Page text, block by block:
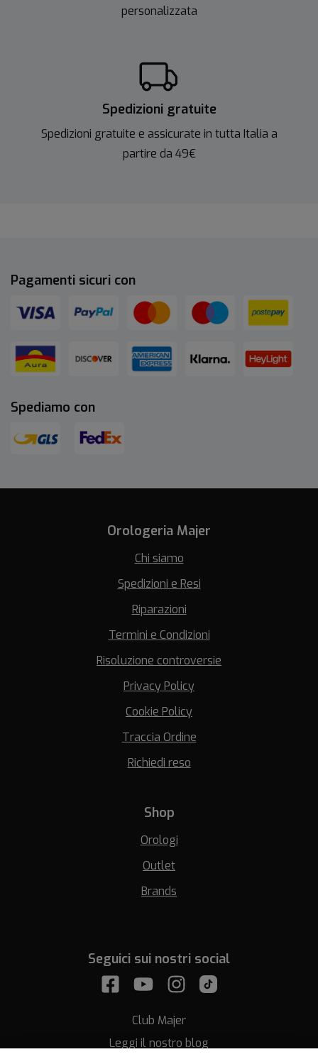
personalizzata
Spedizioni gratuite
Spedizioni gratuite e assicurate in tutta Italia a
partire da 49€
Pagamenti sicuri con
Spediamo con
Orologeria Majer
Chi siamo
Spedizioni e Resi
Riparazioni
Termini e Condizioni
Risoluzione controversie
Privacy Policy
Cookie Policy
Traccia Ordine
Richiedi reso
Shop
Orologi
Outlet
Brands
Seguici sui nostri social
Club Majer
Leggi il nostro blog